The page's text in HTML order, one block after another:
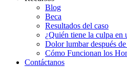
Blog
Beca
Resultados del caso
¿Quién tiene la culpa
Dolor lumbar después
Cómo Funcionan los
Contáctanos